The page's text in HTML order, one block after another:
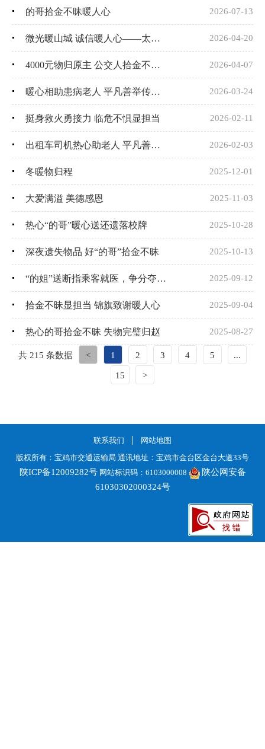
的哥拾金不昧暖人心 2026-07-13
微光暖山城 诚信暖人心——太白交通人拾金不昧擦亮文明名片 2026-04-20
4000元物归原主 公交人拾金不昧 称颂！ 2026-04-07
暖心相助患病老人 平凡善举传递城市温度 2026-03-24
挺身救火勇接力 临危不惧显担当 2026-02-11
出租车司机热心助老人 平凡善举暖人心 2026-02-03
冬暖物归程 2025-12-01
大爱满溢 美德感恩 2025-11-03
热心“的哥”暖心送还遗落校牌 2025-10-28
深夜遗失物品 好“的哥”拾金不昧 2025-10-13
“的姐”送断指乘客就医，争分夺秒上演爱心接力 2025-09-12
拾金不昧显担当 锦旗致谢暖人心 2025-09-04
热心的哥拾金不昧 失物完璧归赵 2025-08-27
共 215 条数据 < 1 2 3 4 5 ...
15 >
联系我们
网站地图
版权所有：宝鸡市交通运输局 通讯地址：宝鸡市金台区金台大道33号
陕ICP备12009282号网站标识码：6103000008
陕公网安备
61030302000324号